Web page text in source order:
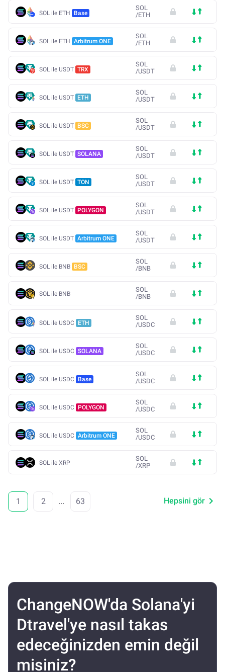
SOL ile ETH Base
SOL
/ETH
SOL ile ETH Arbitrum ONE
SOL
/ETH
SOL ile USDT TRX
SOL
/USDT
SOL ile USDT ETH
SOL
/USDT
SOL ile USDT BSC
SOL
/USDT
SOL ile USDT SOLANA
SOL
/USDT
SOL ile USDT TON
SOL
/USDT
SOL ile USDT POLYGON
SOL
/USDT
SOL ile USDT Arbitrum ONE
SOL
/USDT
SOL ile BNB BSC
SOL
/BNB
SOL ile BNB
SOL
/BNB
SOL ile USDC ETH
SOL
/USDC
SOL ile USDC SOLANA
SOL
/USDC
SOL ile USDC Base
SOL
/USDC
SOL ile USDC POLYGON
SOL
/USDC
SOL ile USDC Arbitrum ONE
SOL
/USDC
SOL ile XRP
SOL
/XRP
1 2 ... 63 Hepsini gör
ChangeNOW'da Solana'yi
Dtravel'ye nasıl takas
edeceğinizden emin değil
misiniz?